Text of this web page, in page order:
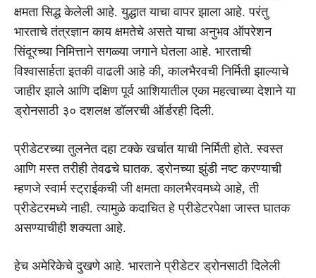
क्षमता सिद्ध केलेली आहे. युद्धात याचा वापर झाला आहे. परंतु
भारताचे तंत्रज्ञान काय क्षमतेचे असते याचा अनुभव ऑपरेशन
सिंदूरच्या निमित्ताने सगळ्या जगाने घेतला आहे. भारताची
विश्वासार्हता इतकी वाढली आहे की, कालभैरवची निर्मिती झाल्याचे
जाहीर झाले आणि दक्षिण पूर्व आशियातील एका महत्वाच्या देशाने या
ड्रोनसाठी ३० दशलक्ष डॉलरची ऑर्डरही दिली.
प्रीडेटरच्या तुलनेत दहा टक्के खर्चात याची निर्मिती होते. स्वस्त
आणि मस्त तरीही तेवढचे घातक. ड्रोनच्या झुंडी नष्ट करण्याची
म्हणजे स्वार्म स्ट्राईकची जी क्षमता कालभैरवमध्ये आहे, ती
प्रीडेटरमध्ये नाही. त्यामुळे कदाचित हे प्रीडेटरपेक्षा जास्त घातक
असण्याचीही शक्यता आहे.
हेच अमेरिकेचे दुखणे आहे. भारताने प्रीडेटर ड्रोनसाठी दिलेली